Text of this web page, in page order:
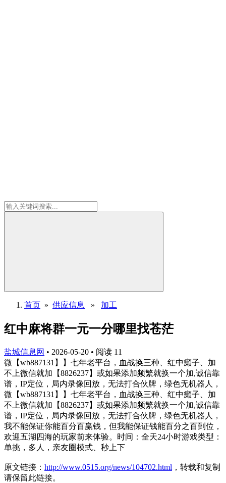
首页 » 供应信息 » 加工
红中麻将群一元一分哪里找苍茫
盐城信息网 • 2026-05-20 • 阅读 11
微【wb887131】】七年老平台，血战换三种、红中癞子、加
不上微信就加【8826237】或如果添加频繁就换一个加,诚信靠
谱，IP定位，局内录像回放，无法打合伙牌，绿色无机器人，
微【wb887131】】七年老平台，血战换三种、红中癞子、加
不上微信就加【8826237】或如果添加频繁就换一个加,诚信靠
谱，IP定位，局内录像回放，无法打合伙牌，绿色无机器人，
我不能保证你能百分百赢钱，但我能保证钱能百分之百到位，
欢迎五湖四海的玩家前来体验。时间：全天24小时游戏类型：
单挑，多人，亲友圈模式、秒上下
原文链接： http://www.0515.org/news/104702.html ，转载和复制
请保留此链接。